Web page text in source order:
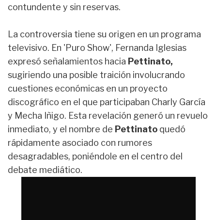
contundente y sin reservas.
La controversia tiene su origen en un programa
televisivo. En 'Puro Show', Fernanda Iglesias
expresó señalamientos hacia Pettinato,
sugiriendo una posible traición involucrando
cuestiones económicas en un proyecto
discográfico en el que participaban Charly García
y Mecha Iñigo. Esta revelación generó un revuelo
inmediato, y el nombre de Pettinato quedó
rápidamente asociado con rumores
desagradables, poniéndole en el centro del
debate mediático.